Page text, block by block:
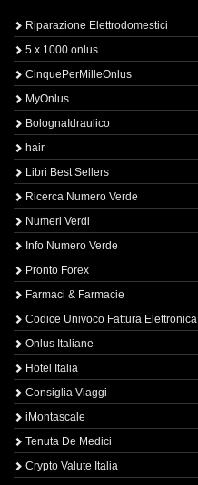
Riparazione Elettrodomestici
5 x 1000 onlus
CinquePerMilleOnlus
MyOnlus
BolognaIdraulico
hair
Libri Best Sellers
Ricerca Numero Verde
Numeri Verdi
Info Numero Verde
Pronto Forex
Farmaci & Farmacie
Codice Univoco Fattura Elettronica
Onlus Italiane
Hotel Italia
Consiglia Viaggi
iMontascale
Tenuta De Medici
Crypto Valute Italia